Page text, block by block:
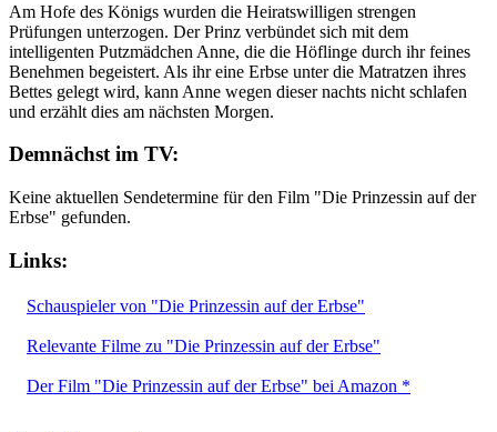
Am Hofe des Königs wurden die Heiratswilligen strengen
Prüfungen unterzogen. Der Prinz verbündet sich mit dem
intelligenten Putzmädchen Anne, die die Höflinge durch ihr feines
Benehmen begeistert. Als ihr eine Erbse unter die Matratzen ihres
Bettes gelegt wird, kann Anne wegen dieser nachts nicht schlafen
und erzählt dies am nächsten Morgen.
Demnächst im TV:
Keine aktuellen Sendetermine für den Film "Die Prinzessin auf der
Erbse" gefunden.
Links:
Schauspieler von "Die Prinzessin auf der Erbse"
Relevante Filme zu "Die Prinzessin auf der Erbse"
Der Film "Die Prinzessin auf der Erbse" bei Amazon *